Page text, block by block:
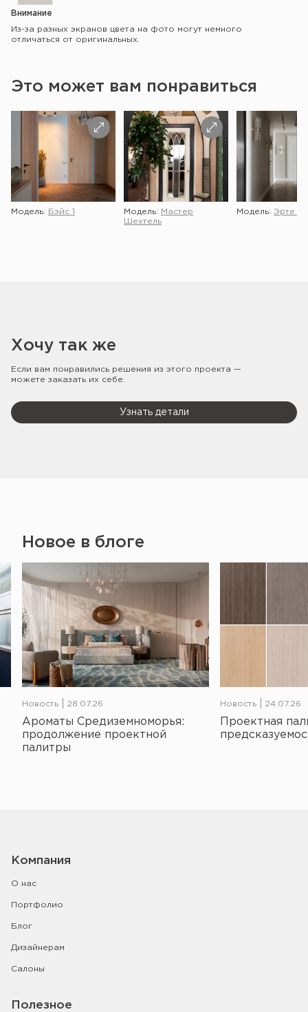
Внимание
Из-за разных экранов цвета на фото могут немного
отличаться от оригинальных.
Это может вам понравиться
Модель: Бэйс 1 Модель:
Мастер
Шехтель
Модель: Эрте 2
Хочу так же
Если вам понравились решения из этого проекта —
можете заказать их себе.
Узнать детали
Новое в блоге
Новость 28.07.26
Ароматы Средиземноморья:
продолжение проектной
палитры
Новость 24.07.26
Проектная
Компания
О нас
Портфолио
Блог
Дизайнерам
Салоны
Полезное